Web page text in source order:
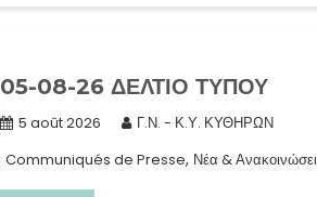
05-08-26 ΔΕΛΤΙΟ ΤΥΠΟΥ
5 août 2026
Γ.Ν. - Κ.Υ. ΚΥΘΗΡΩΝ
Communiqués de Presse, Νέα &